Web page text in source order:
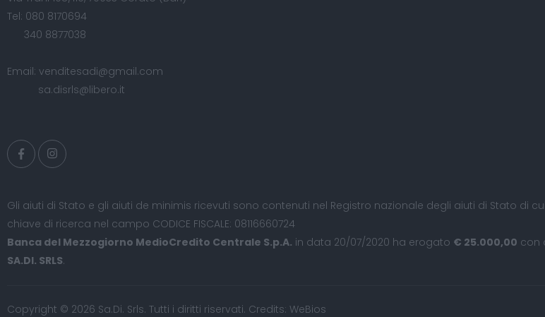
Tel: 080 8170694
340 8877038
Email: venditesadi@gmail.com
sa.disrls@libero.it
Gli aiuti di Stato e gli aiuti de minimis ricevuti sono contenuti nel Registro nazionale degli aiuti di Stato di
chiave di ricerca nel campo CODICE FISCALE: 08116660724
Banca del Mezzogiorno MedioCredito Centrale S.p.A. in data 20/07/2020 ha erogato € 25.000,00 con
SA.DI. SRLS.
Copyright © 2026 Sa.Di. Srls. Tutti i diritti riservati. Credits: WeBios